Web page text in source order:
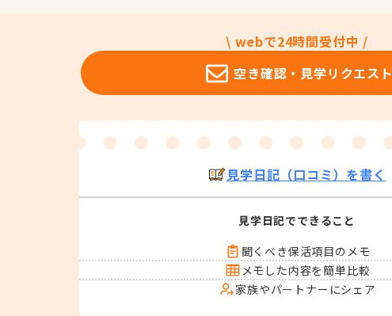
\ webで24時間受付中 /
空き確認・ 見学リクエスト
見学日記（口コミ）を書く
見学日記でできること
聞くべき保活項目のメモ
メモした内容を簡単比較
家族やパートナーにシェア